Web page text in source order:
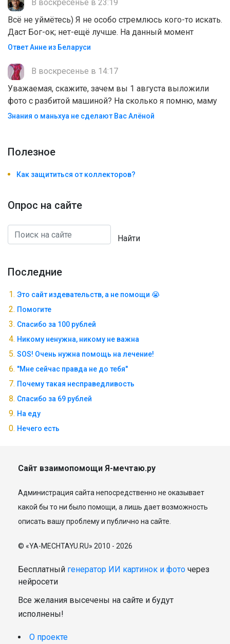
В воскресенье в 23:19
Всё не уймётесь) Я не особо стремлюсь кого-то искать.
Даст Бог-ок; нет-ещё лучше. На данный момент
Ответ Анне из Беларуси
В воскресенье в 14:17
Уважаемая, скажите, зачем вы 1 августа выложили
фото с разбитой машиной? На сколько я помню, маму
Знания о маньхуа не сделают Вас Алëной
Полезноe
Как защититься от коллекторов?
Опрос на сайте
Найти
Последние
Это сайт издевательств, а не помощи 😭
Помогите
Спасибо за 100 рублей
Никому ненужна, никому не важна
SOS! Очень нужна помощь на лечение!
"Мне сейчас правда не до тебя"
Почему такая несправедливость
Спасибо за 69 рублей
На еду
Нечего есть
Сайт взаимопомощи Я-мечтаю.ру
Администрация сайта непосредственно не оказывает
какой бы то ни было помощи, а лишь дает возможность
описать вашу проблему и публично на сайте.
© «YA-MECHTAYU.RU» 2010 - 2026
Бесплатный генератор ИИ картинок и фото через
нейросети
Все желания высечены на сайте и будут
исполнены!
О проекте